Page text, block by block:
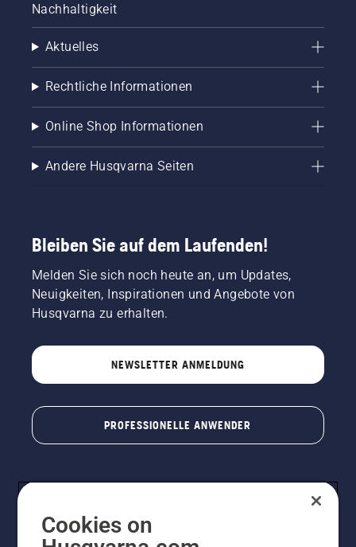
Nachhaltigkeit
Aktuelles
Rechtliche Informationen
Online Shop Informationen
Andere Husqvarna Seiten
Bleiben Sie auf dem Laufenden!
Melden Sie sich noch heute an, um Updates,
Neuigkeiten, Inspirationen und Angebote von
Husqvarna zu erhalten.
NEWSLETTER ANMELDUNG
PROFESSIONELLE ANWENDER
Cookies on